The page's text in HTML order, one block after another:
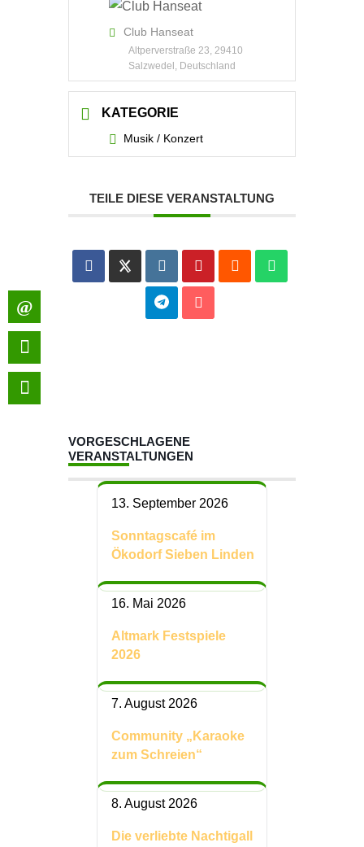
Club Hanseat
Altperverstraße 23, 29410
Salzwedel, Deutschland
KATEGORIE
Musik / Konzert
TEILE DIESE VERANSTALTUNG
VORGESCHLAGENE
VERANSTALTUNGEN
13. September 2026
Sonntagscafé im
Ökodorf Sieben Linden
16. Mai 2026
Altmark Festspiele
2026
7. August 2026
Community „Karaoke
zum Schreien“
8. August 2026
Die verliebte Nachtigall